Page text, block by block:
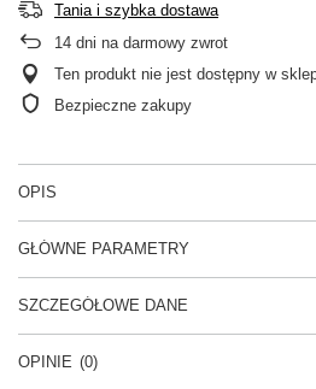
Tania i szybka dostawa
14 dni na darmowy zwrot
Ten produkt nie jest dostępny w
Bezpieczne zakupy
OPIS
GŁÓWNE PARAMETRY
SZCZEGÓŁOWE DANE
OPINIE (0)